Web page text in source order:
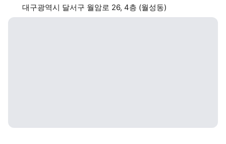
대구광역시 달서구 월암로 26, 4층 (월성동)